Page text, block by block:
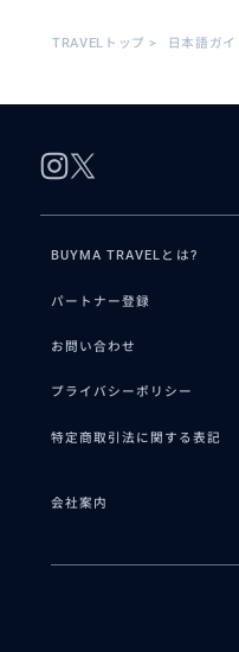
TRAVELトップ > 日本語ガ
BUYMA TRAVELとは?
パートナー登録
お問い合わせ
プライバシーポリシー
特定商取引法に関する表記
会社案内